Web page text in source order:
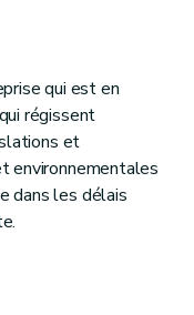
qui est en
régissent
et
environnementales
dans les délais